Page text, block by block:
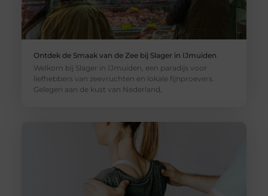
Ontdek de Smaak van de Zee bij Slager in IJmuiden
Welkom bij Slager in IJmuiden, een paradijs voor
liefhebbers van zeevruchten en lokale fijnproevers.
Gelegen aan de kust van Nederland,